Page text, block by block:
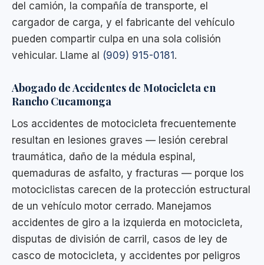
del camión, la compañía de transporte, el
cargador de carga, y el fabricante del vehículo
pueden compartir culpa en una sola colisión
vehicular. Llame al (909) 915-0181.
Abogado de Accidentes de Motocicleta en
Rancho Cucamonga
Los accidentes de motocicleta frecuentemente
resultan en lesiones graves — lesión cerebral
traumática, daño de la médula espinal,
quemaduras de asfalto, y fracturas — porque los
motociclistas carecen de la protección estructural
de un vehículo motor cerrado. Manejamos
accidentes de giro a la izquierda en motocicleta,
disputas de división de carril, casos de ley de
casco de motocicleta, y accidentes por peligros